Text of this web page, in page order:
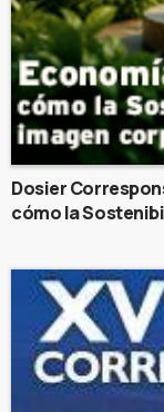
Dosier
cómo la